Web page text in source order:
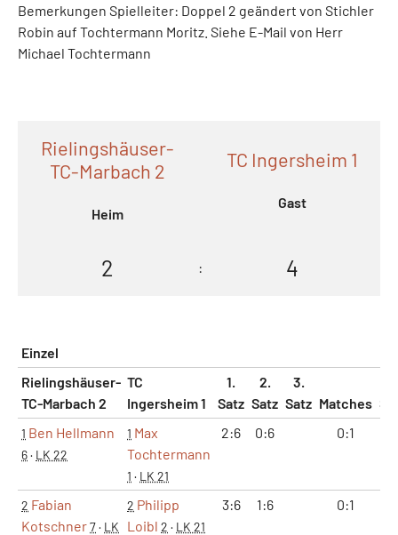
Bemerkungen Spielleiter: Doppel 2 geändert von Stichler
Robin auf Tochtermann Moritz. Siehe E-Mail von Herr
Michael Tochtermann
Rielingshäuser-
TC-Marbach 2
Heim
TC Ingersheim 1
Gast
2 : 4
Einzel
Rielingshäuser-
TC-Marbach 2
TC
Ingersheim 1
1.
Satz
2.
Satz
3.
Satz Matches
1 Ben Hellmann
6· LK 22
1 Max
Tochtermann
1 · LK 21
2:6 0:6 0:1
2 Fabian
Kotschner7· LK
2 Philipp
Loibl 2 · LK 21
3:6 1:6 0:1